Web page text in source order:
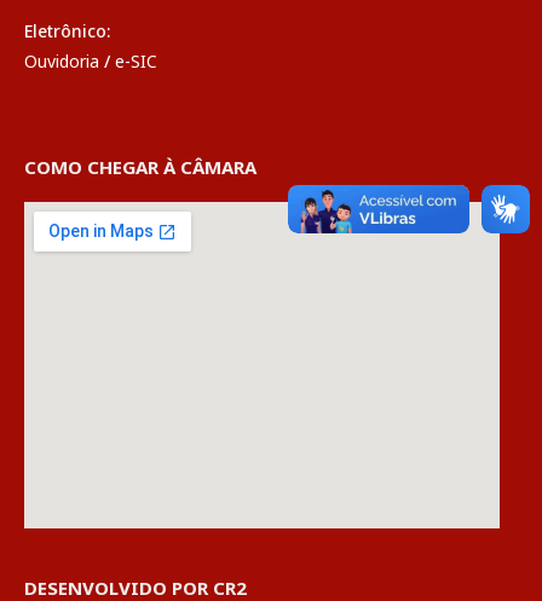
Eletrônico:
Ouvidoria / e-SIC
COMO CHEGAR À CÂMARA
DESENVOLVIDO POR CR2